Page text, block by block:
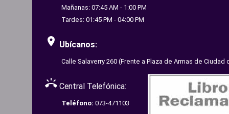
Mañanas: 07:45 AM - 1:00 PM
Tardes: 01:45 PM - 04:00 PM
room Ubícanos:
Calle Salaverry 260 (Frente a Plaza de Armas de
ring_volume Central Telefónica:
Teléfono: 073-471103